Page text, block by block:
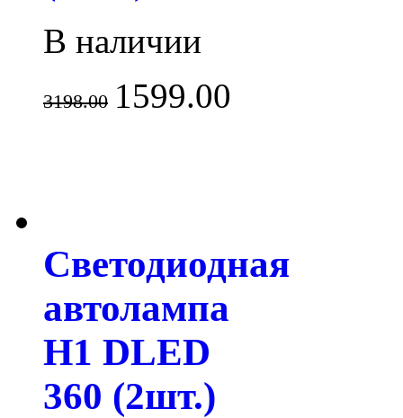
В наличии
3198.00 1599.00
Светодиодная
автолампа
H1 DLED
360 (2шт.)